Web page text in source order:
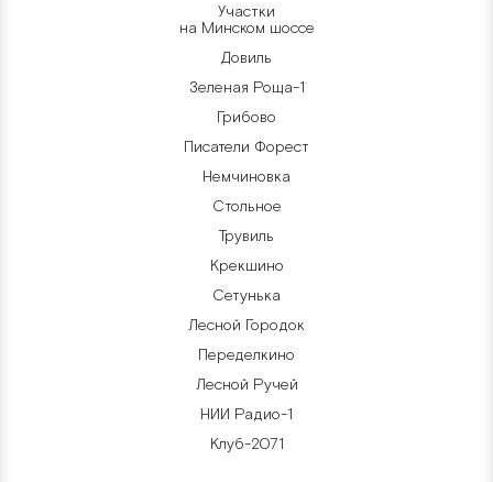
Участки
на Минском шоссе
Довиль
Зеленая Роща-1
Грибово
Писатели Форест
Немчиновка
Стольное
Трувиль
Крекшино
Сетунька
Лесной Городок
Переделкино
Лесной Ручей
НИИ Радио-1
Клуб-2071